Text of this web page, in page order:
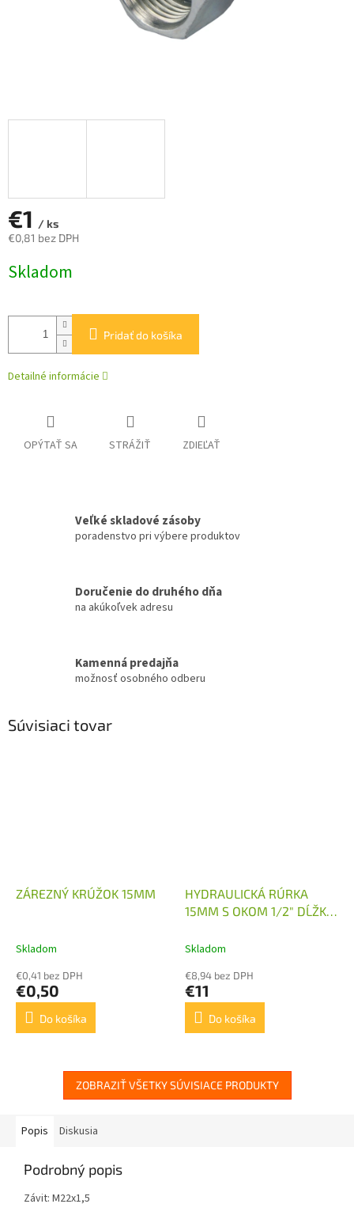
€1 / ks
€0,81 bez DPH
cena:
Skladom
Pridať do košíka
Detailné informácie
OPÝTAŤ SA STRÁŽIŤ ZDIEĽAŤ
Veľké skladové zásoby
poradenstvo pri výbere produktov
Doručenie do druhého dňa
na akúkoľvek adresu
Kamenná predajňa
možnosť osobného odberu
Súvisiaci tovar
ZÁREZNÝ KRÚŽOK 15MM
Skladom
€0,41 bez DPH
€0,50
Do košíka
HYDRAULICKÁ RÚRKA
15MM S OKOM 1/2" DĹŽKA
Skladom
€8,94 bez DPH
€11
Do košíka
ZOBRAZIŤ VŠETKY SÚVISIACE PRODUKTY
Popis Diskusia
Podrobný popis
Závit: M22x1,5